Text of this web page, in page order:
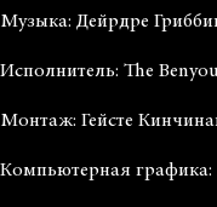
Музыка: Дейрдре
Исполнитель: The
Монтаж: Гейсте
Компьютерная